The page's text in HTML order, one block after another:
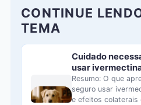
CONTINUE
TEMA
Cuidado
usar
Resumo: O que
seguro usar
e efeitos colaterais